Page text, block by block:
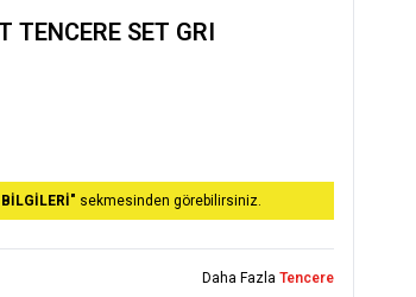
TENCERE SET GRI
sekmesinden görebilirsiniz.
Daha Fazla Tencere